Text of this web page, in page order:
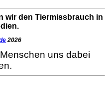
wir den Tiermissbrauch in
2026
uns dabei